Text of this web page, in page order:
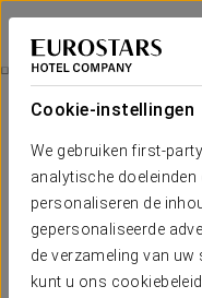
Cookie-instellingen
We gebruiken first-
analytische doeleinden
personaliseren de
gepersonaliseerde
de verzameling van
kunt u ons
Apartamentos Suite The
LEÓN - ASTORGA
Toegang Spa Vía De La